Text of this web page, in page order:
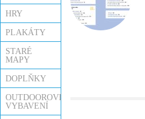
HRY
PLAKÁTY
STARÉ
MAPY
DOPLŇKY
OUTDOOROVÉ
VYBAVENÍ